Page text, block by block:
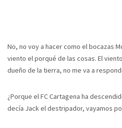
No, no voy a hacer como el bocazas
viento el porqué de las cosas. El
dueño de la tierra, no me va a
¿Porque el FC Cartagena ha
decía Jack el destripador, vayamos